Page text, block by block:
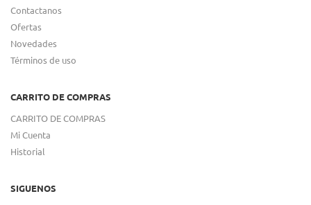
Contactanos
Ofertas
Novedades
Términos de uso
CARRITO DE COMPRAS
CARRITO DE COMPRAS
Mi Cuenta
Historial
SIGUENOS